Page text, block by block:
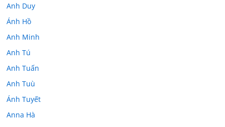
Anh Duy
Ánh Hồ
Anh Minh
Anh Tú
Anh Tuấn
Anh Tuù
Ánh Tuyết
Anna Hà